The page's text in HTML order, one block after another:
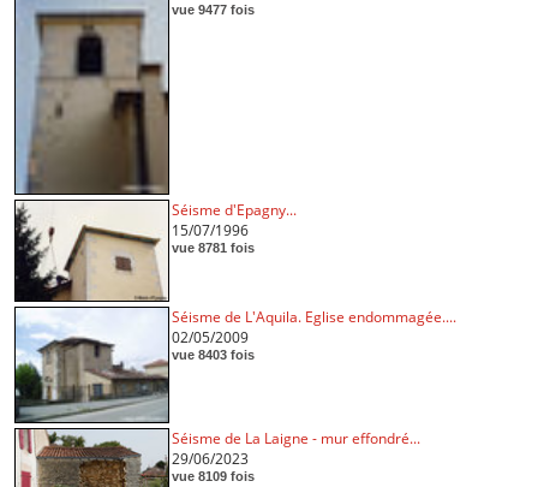
vue 9477 fois
Séisme d'Epagny...
15/07/1996
vue 8781 fois
Séisme de L'Aquila. Eglise endommagée....
02/05/2009
vue 8403 fois
Séisme de La Laigne - mur effondré...
29/06/2023
vue 8109 fois